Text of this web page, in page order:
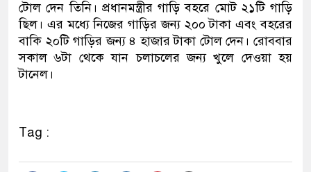
টোল দেন তিনি। প্রধানমন্ত্রীর গাড়ি বহরে মোট ২১টি গাড়ি
ছিল। এর মধ্যে নিজের গাড়ির জন্য ২০০ টাকা এবং বহরের
বাকি ২০টি গাড়ির জন্য ৪ হাজার টাকা টোল দেন। রোববার
সকাল ৬টা থেকে যান চলাচলের জন্য খুলে দেওয়া হয়
টানেল।
Tag :